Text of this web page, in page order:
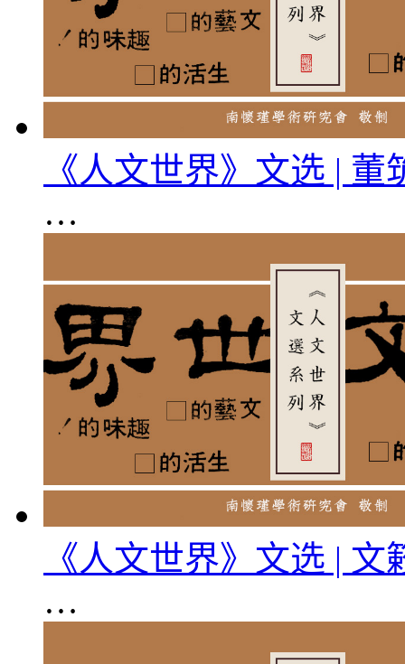
《人文世界》文选 |
…
《人文世界》文选 |
…